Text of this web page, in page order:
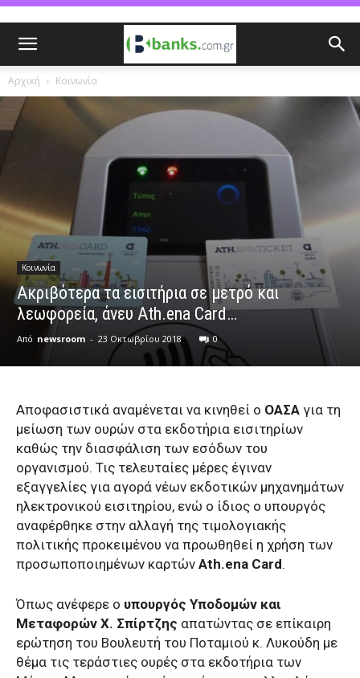
Αρχική Κοινωνία
Κοινωνία
Ακριβότερα τα εισιτήρια σε μετρό και
λεωφορεία, άνευ Ath.ena Card…
Από newsroom - 23 Οκτωβρίου 2018 0
Αποφασιστικά αναμένεται να κινηθεί ο ΟΑΣΑ για τη
μείωση των ουρών στα εκδοτήρια εισιτηρίων
καθώς την διασφάλιση των εσόδων του
οργανισμού. Τις τελευταίες μέρες έγιναν
εξαγγελίες για αγορά νέων εκδοτικών μηχανημάτων
ηλεκτρονικού εισιτηρίου, ενώ ο ίδιος ο υπουργός
αναφέρθηκε στην αλλαγή της τιμολογιακής
πολιτικής προκειμένου να προωθηθεί η χρήση των
προσωποποιημένων καρτών Ath.ena Card.
Όπως ανέφερε ο υπουργός Υποδομών και
Μεταφορών Χ. Σπίρτζης απατώντας σε επίκαιρη
ερώτηση του Βουλευτή του Ποταμιού κ. Λυκούδη με
θέμα τις τεράστιες ουρές στα εκδοτήρια των